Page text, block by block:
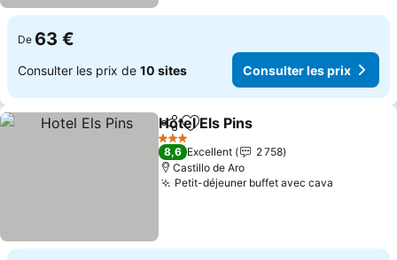
De 63 €
Consulter les prix de 10 sites Consulter les prix
PartagerAjouter à mes favoris
Hotel Els Pins
3 Étoiles
8,6 Excellent
2 758
Castillo de Aro
Petit-déjeuner buffet avec cava